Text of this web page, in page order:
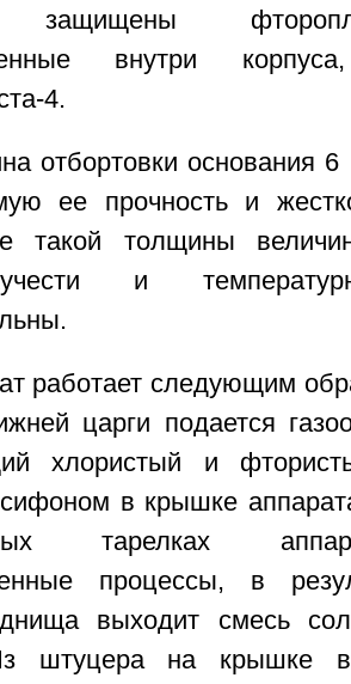
защищены
внутри
4.
отбортовки основания
ее прочность и
такой толщины
и
работает следующим
царги подается
хлористый и
в крышке
тарелках
процессы, в
выходит смесь
штуцера на крышке